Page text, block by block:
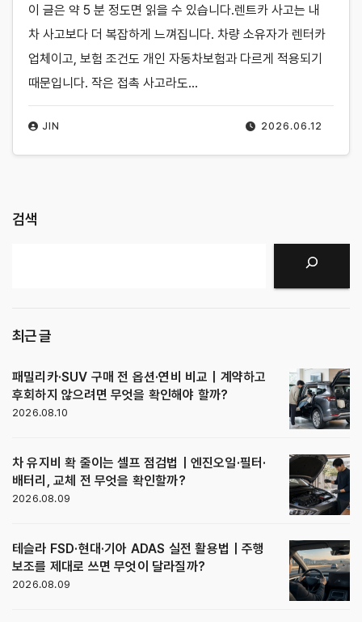
2026.06.12
JIN
이 글은 약 5 분 정도면 읽을 수 있습니다.렌트카 사고는 내
차 사고보다 더 복잡하게 느껴집니다. 차량 소유자가 렌터카
업체이고, 보험 조건도 개인 자동차보험과 다르게 적용되기
때문입니다. 작은 접촉 사고라도…
검색
최근 글
패밀리카·SUV 구매 전 옵션·연비 비교｜계약하고
후회하지 않으려면 무엇을 확인해야 할까?
2026.08.10
차 유지비 확 줄이는 셀프 점검법｜엔진오일·필터·
배터리, 교체 전 무엇을 확인할까?
2026.08.09
테슬라 FSD·현대·기아 ADAS 실전 활용법｜주행
보조를 제대로 쓰면 무엇이 달라질까?
2026.08.09